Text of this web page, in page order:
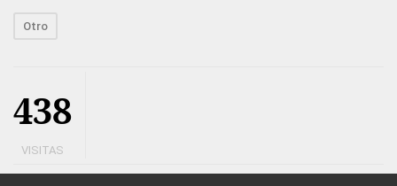
Otro
438
VISITAS